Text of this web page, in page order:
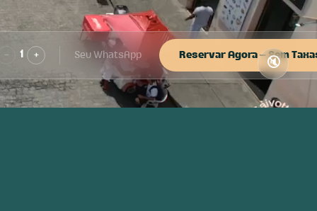
− 1 + Reservar Agora — Sem
🔇